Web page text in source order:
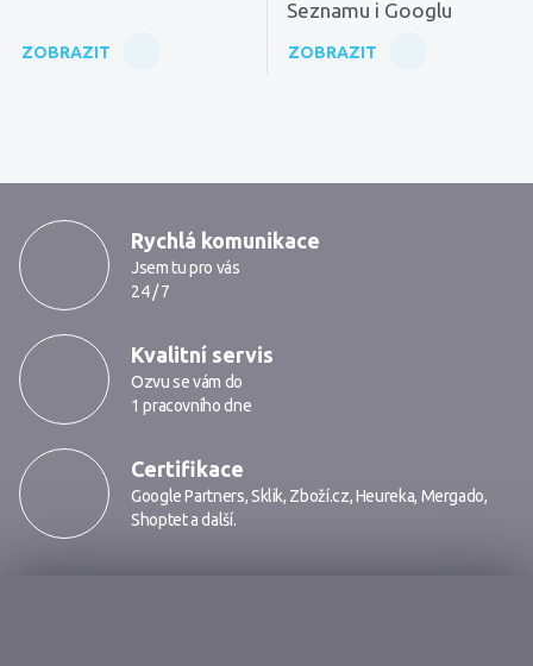
ZOBRAZIT
Seznamu i Googlu
ZOBRAZIT
MarkMedia
Rychlá komunikace
Jsem tu pro vás
24 / 7
Kvalitní servis
Ozvu se vám do
1 pracovního dne
Certifikace
Google Partners,Sklik, Zboží.cz,Heureka, Mergado,
Shopteta další.